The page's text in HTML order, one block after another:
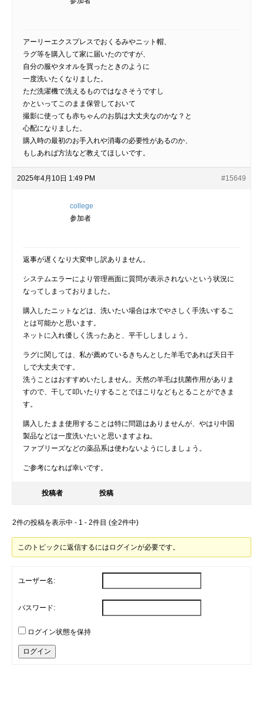
アーリーエクスプレスでおくるみやニット帽、
ラグ等を購入して家に届いたのですが、
自分の服やタオルを買ったときのように
一度洗いたくなりました。
ただ洗濯機で洗えるものではなさそうですし
かといってこのまま保管しておいて
撮影に使っても赤ちゃんのお肌は大丈夫なのかな？と
心配になりました。
購入時の最初のお手入れや消毒の必要性があるのか、
もしあれば方法など教えてほしいです。
2025年4月10日 1:49 PM #15649
college
参加者
返事が遅くなり大変申し訳ありません。
システムエラーにより管理画面に質問が表示されないという状況に
なってしまっておりました。
購入したニットなどは、洗いたい場合は水でやさしく手洗いするこ
とは可能かと思います。
ネットに入れ優しく洗ったあと、平干ししましょう。
ラグに関しては、私が薦めているきちんとした羊毛であれば天日干
しで大丈夫です。
洗うことはおすすめいたしません。天然の羊毛は抗菌作用がありま
すので、干して叩いたりすることでほこりなどもとることができま
す。
購入したまま使用することは特に問題はありませんが、やはり中国
製品などは一度洗いたいと思いますよね。
ファブリーズなどの薬品系は使わないようにしましょう。
ご参考になれば幸いです。
投稿者 投稿
2件の投稿を表示中 - 1 - 2件目 (全2件中)
このトピックに返信するにはログインが必要です。
ユーザー名:
パスワード:
ログイン状態を保持
ログイン